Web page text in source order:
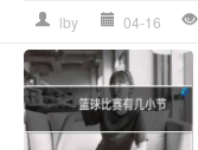
lby 04-16